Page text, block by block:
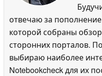
отвечаю за
которой собраны
сторонних порталов.
выбираю наиболее
Notebookcheck для их